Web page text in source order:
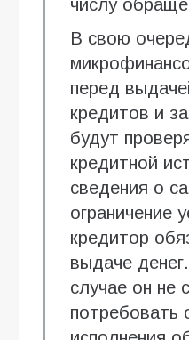
числу
В свою
перед
кредитов и
будут
кредитной
сведения о
ограничение
кредитор
выдаче
случае он не
потребовать